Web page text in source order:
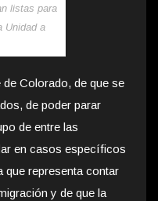
listas para
Unidad a
Colorado, de que se
de poder parar
de entre las
en casos específicos
que representa contar
y de que la